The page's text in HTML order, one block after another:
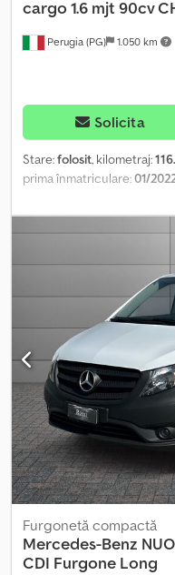
Perugia (PG) 1.050 km
cargo 1.6 mjt 90cv
Solicita
Stare:folosit, kilometraj:
prima înmatriculare:01/
de emisii:Euro 6, suspensie:
condiționat, servodirecție
Furgonetă compactă
Mercedes-Benz
CDI Furgone Long